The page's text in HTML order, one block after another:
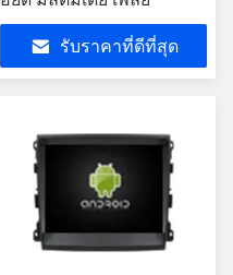
รับราคาที่ดีที่สุด